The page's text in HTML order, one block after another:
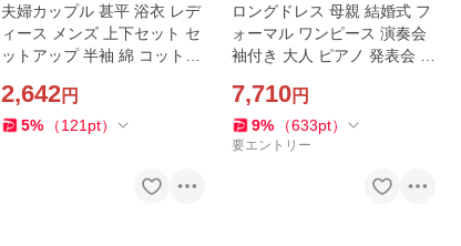
夫婦カップル 甚平 浴衣 レデ
ィース メンズ 上下セット セ
ットアップ 半袖 綿 コットン
ア パジャマ 寝間着 かぶり
2,642円
5% （121 pt）
ロングドレス 母親 結婚式 フ
ォーマル ワンピース 演奏会
袖付き 大人 ピアノ 発表会 大
ー 演奏会用ドレス レース ネ
イビー 安い
7,710円
9% （633pt）
要エントリー